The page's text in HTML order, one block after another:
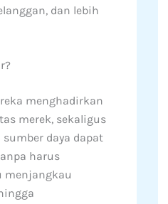
dan lebih
menghadirkan
merek, sekaligus
daya dapat
harus
menjangkau